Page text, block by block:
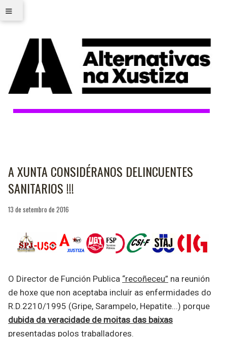
≡
A XUNTA CONSIDÉRANOS DELINCUENTES
SANITARIOS !!!
13 de setembro de 2016
O Director de Función Publica “recoñeceu” na reunión
de hoxe que non aceptaba incluír as enfermidades do
R.D.2210/1995 (Gripe, Sarampelo, Hepatite...) porque
dubida da veracidade de moitas das baixas
presentadas polos traballadores.